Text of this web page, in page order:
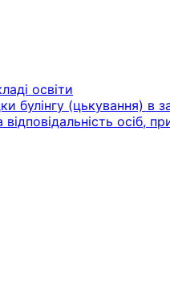
освіти
(цькування) в
осіб,